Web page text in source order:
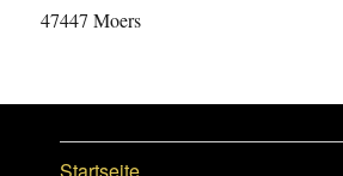
47447 Moers